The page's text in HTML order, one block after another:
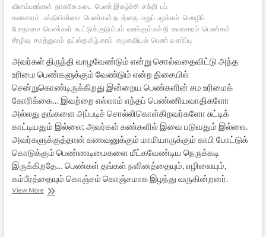
விளம்பரங்கள் நாகரிக உடை பெண் இகழ்ச்சி சக்தி பப்
கலாசாரம் பக்தியின்மை பெண்கள் நடத்தை மதுப் பழக்கம் மொழிப்
போதாமை பெண்கள் கூட்டுக் குடும்பம் வாங்கும் சக்தி கலாசாரம் பெண்கள்
சீரழிவு சமத்துவம் தட்ஸ்தமிழ்.காம் சமூகவியல் பெண் வளர்ப்பு
அவர்கள் திருந்தி வாழவேண்டும் என்று சொல்வதைவிட்டு அந்த
உரிமை பெண்களுக்கும் வேண்டும் என்ற திசையில்
சென்றுகொண்டிருக்கிறது இன்றைய பெண்களின் சம உரிமைக்
கோரிக்கை… இவற்றை எல்லாம் எந்தப் பெண்ணியவாதிகளோ
அல்லது தங்களை அப்படிச் சொல்லிகொள்கிறவர்களோ சுட்டிக்
காட்டியதும் இல்லை; அவர்கள் கண்களில் இவை படுவதும் இல்லை.
அவர்களுக்குத்தான் கணவனுக்கும் மாமியாருக்கும் காபி போட்டுக்
கொடுக்கும் பெண்ணடிமைகளை மீட்கவேண்டிய நெருக்கடி
இருக்கிறதே… பெண்கள் தங்கள் நளினத்தையும், எழிலையும்,
கம்பீரத்தையும் கொஞ்சம் கொஞ்சமாக இழந்து வருகின்றனர்.
View Moreசம(?)